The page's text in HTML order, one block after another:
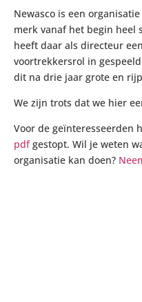
Newasco is een
merk vanaf het begin heel
heeft daar als directeur
voortrekkersrol in
dit na drie jaar grote en
We zijn trots dat we hier
Voor de geïnteresseerden
pdfgestopt. Wil je weten
organisatie kan doen?